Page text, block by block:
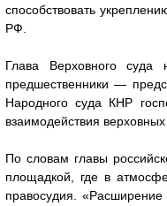
способствовать
РФ.
Глава Верховного
предшественники —
Народного суда КНР
взаимодействия
По словам главы
площадкой, где в
правосудия.